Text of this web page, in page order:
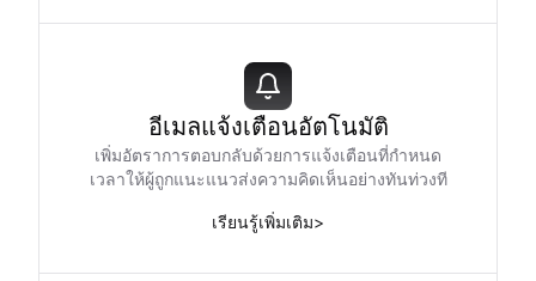
อีเมลแจ้งเตือนอัตโนมัติ
เพิ่มอัตราการตอบกลับด้วยการแจ้งเตือนที่กำหนด
เวลาให้ผู้ถูกแนะแนวส่งความคิดเห็นอย่างทันท่วงที
เรียนรู้เพิ่มเติม>